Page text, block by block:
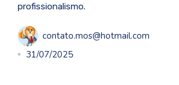
profissionalismo.
contato.mos@hotmail.com
31/07/2025